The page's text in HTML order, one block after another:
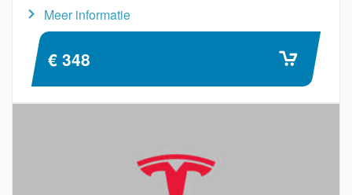
Meer informatie
€ 348